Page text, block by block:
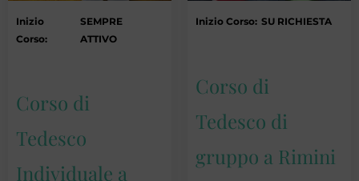
Inizio
Corso:
SEMPRE
ATTIVO
Corso di
Tedesco
Individuale a
Inizio Corso: SU RICHIESTA
Corso di
Tedesco di
gruppo a Rimini